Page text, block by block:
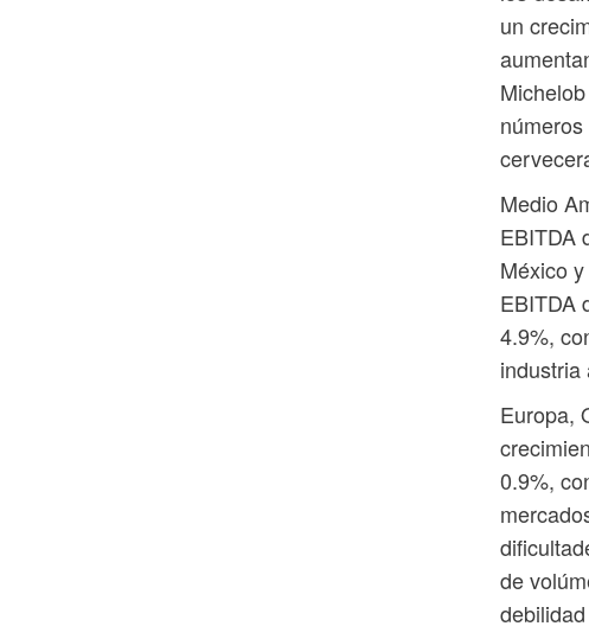
un
Medio
EBITDA
México
EBITDA
4.9%,
industria
Europa,
0.9%,
de